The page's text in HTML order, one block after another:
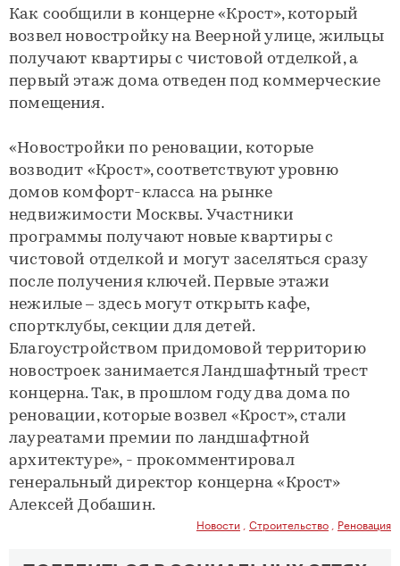
Как сообщили в концерне «Крост», который
возвел новостройку на Веерной улице, жильцы
получают квартиры с чистовой отделкой, а
первый этаж дома отведен под коммерческие
помещения.
«Новостройки по реновации, которые
возводит «Крост», соответствуют уровню
домов комфорт-класса на рынке
недвижимости Москвы. Участники
программы получают новые квартиры с
чистовой отделкой и могут заселяться сразу
после получения ключей. Первые этажи
нежилые – здесь могут открыть кафе,
спортклубы, секции для детей.
Благоустройством придомовой территорию
новостроек занимается Ландшафтный трест
концерна. Так, в прошлом году два дома по
реновации, которые возвел «Крост», стали
лауреатами премии по ландшафтной
архитектуре», - прокомментировал
генеральный директор концерна «Крост»
Алексей Добашин.
Новости Строительство Реновация